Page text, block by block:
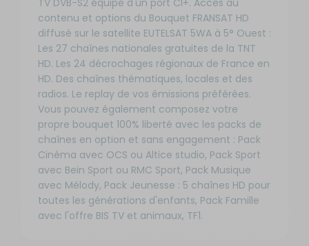
TV DVB-S2 équipé d'un port CI+. Accès au
contenu et options du Bouquet FRANSAT HD
diffusé sur le satellite EUTELSAT 5WA à 5° Ouest :
Les 27 chaînes nationales gratuites de la TNT
HD. Les 24 décrochages régionaux de France en
HD. Des chaînes thématiques, locales et des
radios. Le replay de vos émissions préférées.
Vous pouvez également composez votre
propre bouquet 100% liberté avec les packs de
chaînes en option et sans engagement : Pack
Cinéma avec OCS ou Altice studio, Pack Sport
avec Bein Sport ou RMC Sport, Pack Musique
avec Mélody, Pack Jeunesse : 5 chaînes HD pour
toutes les générations d'enfants, Pack Famille
avec l'offre BIS TV et animaux, TF1.